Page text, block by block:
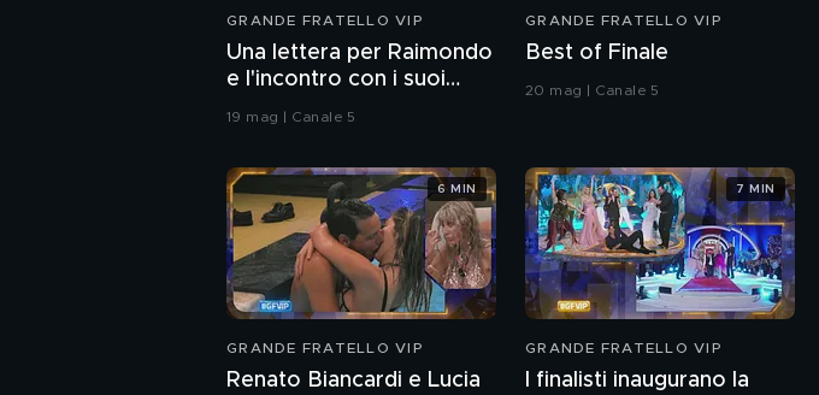
GRANDE FRATELLO VIP
Una lettera per Raimondo
e l'incontro con i suoi
19 mag | Canale 5
GRANDE FRATELLO VIP
Best of Finale
20 mag | Canale 5
GRANDE FRATELLO VIP
Renato Biancardi e Lucia
6 MIN
GRANDE FRATELLO VIP
I finalisti inaugurano la
7 MIN